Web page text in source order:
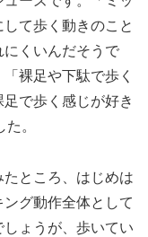
て歩く動きのこと
にくいんだそうで
裸足や下駄で歩く
で歩く感じが好き
。
ところ、はじめは
グ動作全体として
ょうが、歩いてい